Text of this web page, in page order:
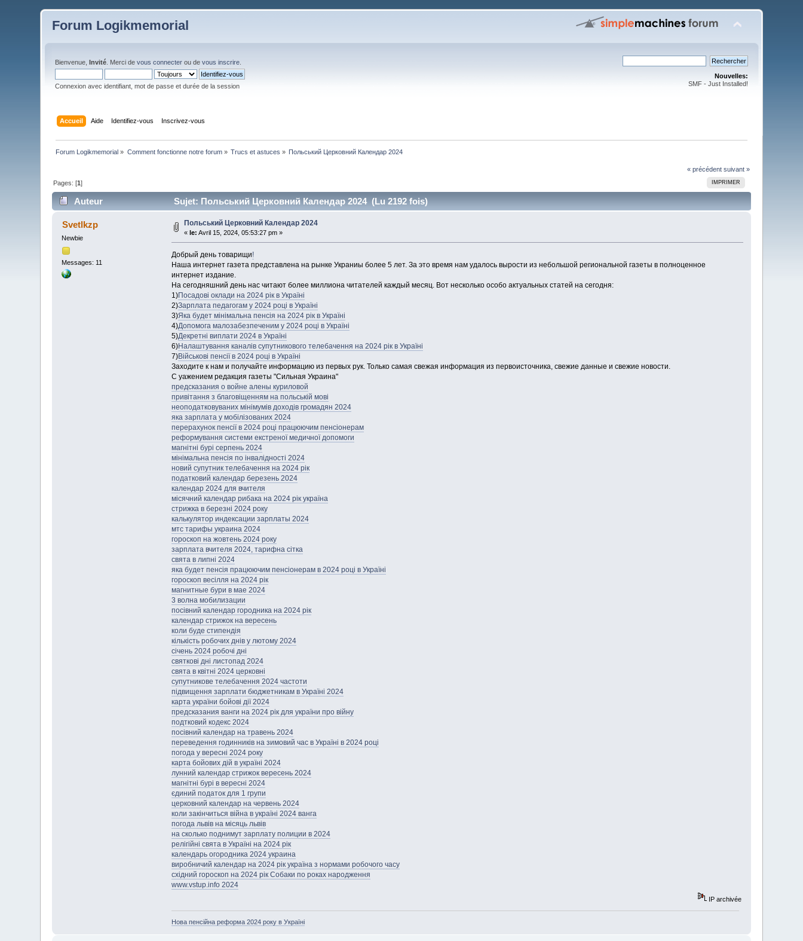
Forum Logikmemorial
Bienvenue,Invité . Merci devous connecter ou devous inscrire
Connexion avec identifiant, mot de passe et durée de la session
Nouvelles:
SMF - Just Installed!
Accueil Aide Identifiez-vous Inscrivez-vous
Forum Logikmemorial » Comment fonctionne notre forum» Trucs et astuces » Польський Церковний Календар 2024
« précédent suivant »
IMPRIMER
Pages: [1]
Auteur Sujet: Польський Церковний Календар 2024 (Lu 2192 fois)
Svetlkzp
Newbie
Messages: 11
Польський Церковний Календар 2024
« le: Avril 15, 2024, 05:53:27 pm »
Добрый день товарищи!
Наша интернет газета представлена на рынке Украниы более 5 лет. За это время нам удалось вырости из небольшой региональной газеты в полноценное
интернет издание.
На сегодняшний день нас читают более миллиона читателей каждый месяц. Вот несколько особо актуальных статей на сегодня:
1)Посадові оклади на 2024 рік в Україні
2)Зарплата педагогам у 2024 році в Україні
3)Яка будет мінімальна пенсія на 2024 рік в Україні
4)Допомога малозабезпеченим у 2024 році в Україні
5)Декретні виплати 2024 в Україні
6)Налаштування каналів супутникового телебачення на 2024 рік в Україні
7)Військові пенсії в 2024 році в Україні
Заходите к нам и получайте информацию из первых рук. Только самая свежая информация из первоисточника, свежие данные и свежие новости.
С уажением редакция газеты "Сильная Украина"
предсказания о войне алены куриловой
привітання з благовіщенням на польській мові
неоподатковуваних мінімумів доходів громадян 2024
яка зарплата у мобілізованих 2024
перерахунок пенсії в 2024 році працюючим пенсіонерам
реформування системи екстреної медичної допомоги
магнітні бурі серпень 2024
мінімальна пенсія по інвалідності 2024
новий супутник телебачення на 2024 рік
податковий календар березень 2024
календар 2024 для вчителя
місячний календар рибака на 2024 рік україна
стрижка в березні 2024 року
калькулятор индексации зарплаты 2024
мтс тарифы украина 2024
гороскоп на жовтень 2024 року
зарплата вчителя 2024, тарифна сітка
свята в липні 2024
яка будет пенсія працюючим пенсіонерам в 2024 році в Україні
гороскоп весілля на 2024 рік
магнитные бури в мае 2024
3 волна мобилизации
посівний календар городника на 2024 рік
календар стрижок на вересень
коли буде стипендія
кількість робочих днів у лютому 2024
січень 2024 робочі дні
святкові дні листопад 2024
свята в квітні 2024 церковні
супутникове телебачення 2024 частоти
підвищення зарплати бюджетникам в Україні 2024
карта україни бойові дії 2024
предсказания ванги на 2024 рік для україни про війну
подтковий кодекс 2024
посівний календар на травень 2024
переведення годинників на зимовий час в Україні в 2024 році
погода у вересні 2024 року
карта бойових дій в україні 2024
лунний календар стрижок вересень 2024
магнітні бурі в вересні 2024
єдиний податок для 1 групи
церковний календар на червень 2024
коли закінчиться війна в україні 2024 ванга
погода львів на місяць львів
на сколько поднимут зарплату полиции в 2024
релігійні свята в Україні на 2024 рік
календарь огородника 2024 украина
виробничий календар на 2024 рік україна з нормами робочого часу
східний гороскоп на 2024 рік Собаки по роках народження
www.vstup.info 2024
IP archivée
Нова пенсійна реформа 2024 року в Україні